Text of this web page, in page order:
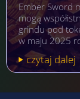
Ember Sword
mogą
grindu pod
w maju 2025
czytaj dalej